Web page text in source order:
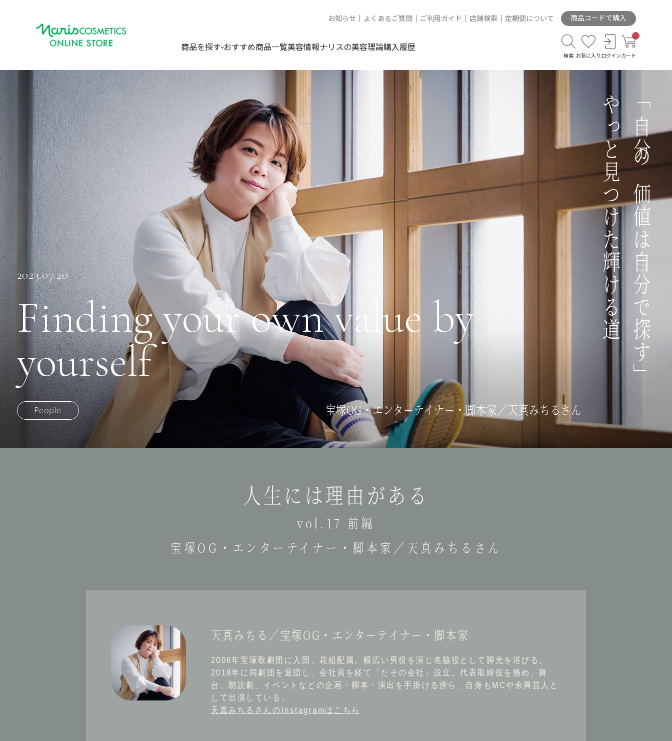
お知らせ よくあるご質問 ご利用ガイド 店舗検索 定期便について 商品コードで購入
商品を探す おすすめ商品一覧美容情報ナリスの美容理論購入履歴
検索 お気に入り ログイン カート
2023.07.20
Finding your own value by
yourself
宝塚OG・エンターテイナー・脚本家／天真みちるさん
People
「自分の価値は自分で探す」
やっと見つけた輝ける道
人生には理由がある
vol.17 前編
宝塚OG・エンターテイナー・脚本家／天真みちるさん
天真みちる／宝塚OG・エンターテイナー・脚本家
2006年宝塚歌劇団に入団、花組配属。幅広い男役を演じ名脇役として脚光を浴びる。
2018年に同劇団を退団し、会社員を経て「たその会社」設立。代表取締役を務め、舞
台、朗読劇、イベントなどの企画・脚本・演出を手掛ける傍ら、自身もMCや余興芸人と
して出演している。
天真みちるさんのInstagramはこちら